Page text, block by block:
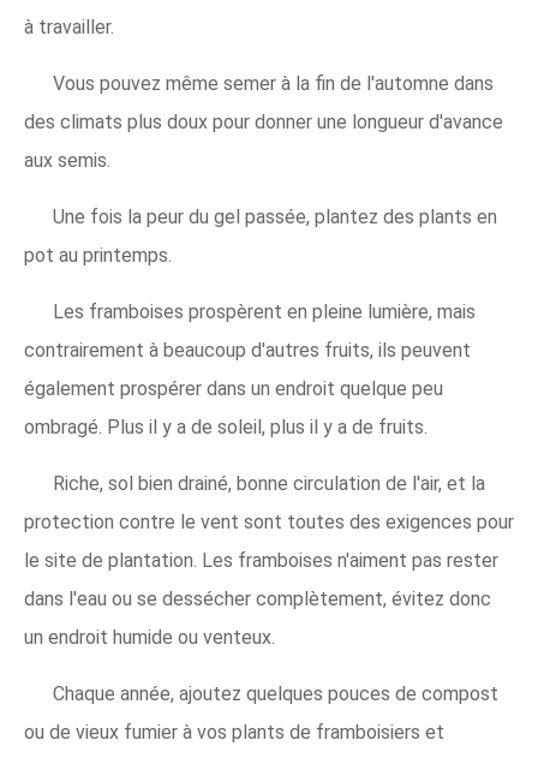
à travailler.
Vous pouvez même semer à la fin de l'automne dans
des climats plus doux pour donner une longueur d'avance
aux semis.
Une fois la peur du gel passée, plantez des plants en
pot au printemps.
Les framboises prospèrent en pleine lumière, mais
contrairement à beaucoup d'autres fruits, ils peuvent
également prospérer dans un endroit quelque peu
ombragé. Plus il y a de soleil, plus il y a de fruits.
Riche, sol bien drainé, bonne circulation de l'air, et la
protection contre le vent sont toutes des exigences pour
le site de plantation. Les framboises n'aiment pas rester
dans l'eau ou se dessécher complètement, évitez donc
un endroit humide ou venteux.
Chaque année, ajoutez quelques pouces de compost
ou de vieux fumier à vos plants de framboisiers et